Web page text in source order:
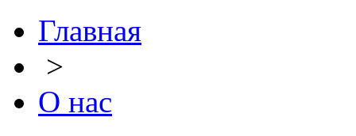
Главная
>
О нас